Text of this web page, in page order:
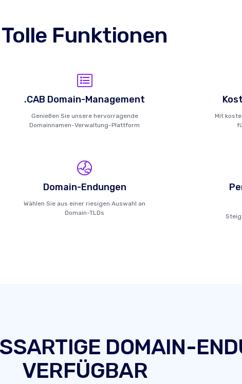
Tolle Funktionen
.CAB Domain-Management
Genießen Sie unsere hervorragende
Domainnamen-Verwaltung-Plattform
Mit
Domain-Endungen
Wählen Sie aus einer riesigen Auswahl an
Domain-TLDs
DOMAIN-
VERFÜGBAR